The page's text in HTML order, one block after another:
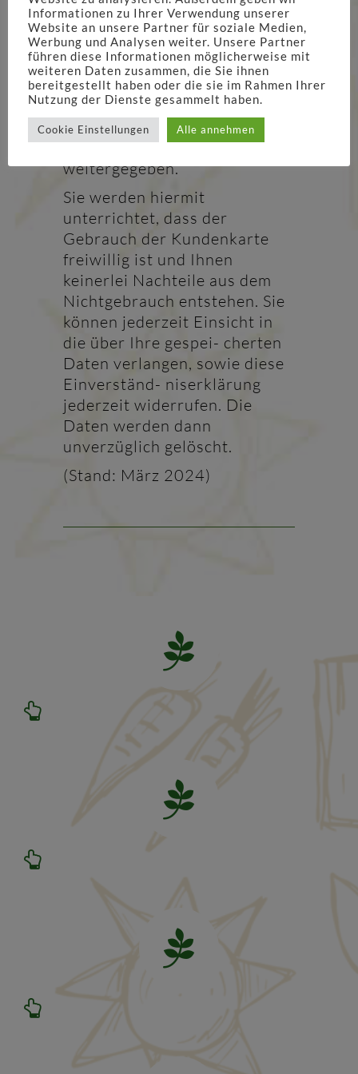
uns gemäß Daten-
schutzgesetz beauftragten
Dienstleistern bearbeitet. Die
Daten werden streng
vertraulich behandelt und
sind Dritten nicht zugänglich,
noch werden sie an solche
weitergegeben.
Sie werden hiermit
unterrichtet, dass der
Gebrauch der Kundenkarte
freiwillig ist und Ihnen
keinerlei Nachteile aus dem
Nichtgebrauch entstehen. Sie
können jederzeit Einsicht in
die über Ihre gespei- cherten
Daten verlangen, sowie diese
Einverständ- niserklärung
jederzeit widerrufen. Die
Daten werden dann
unverzüglich gelöscht.
(Stand: März 2024)
Informationen zu Ihrer Verwendung unserer
Website an unsere Partner für soziale Medien,
Werbung und Analysen weiter. Unsere Partner
führen diese Informationen möglicherweise mit
weiteren Daten zusammen, die Sie ihnen
bereitgestellt haben oder die sie im Rahmen Ihrer
Nutzung der Dienste gesammelt haben.
Cookie Einstellungen Alle annehmen